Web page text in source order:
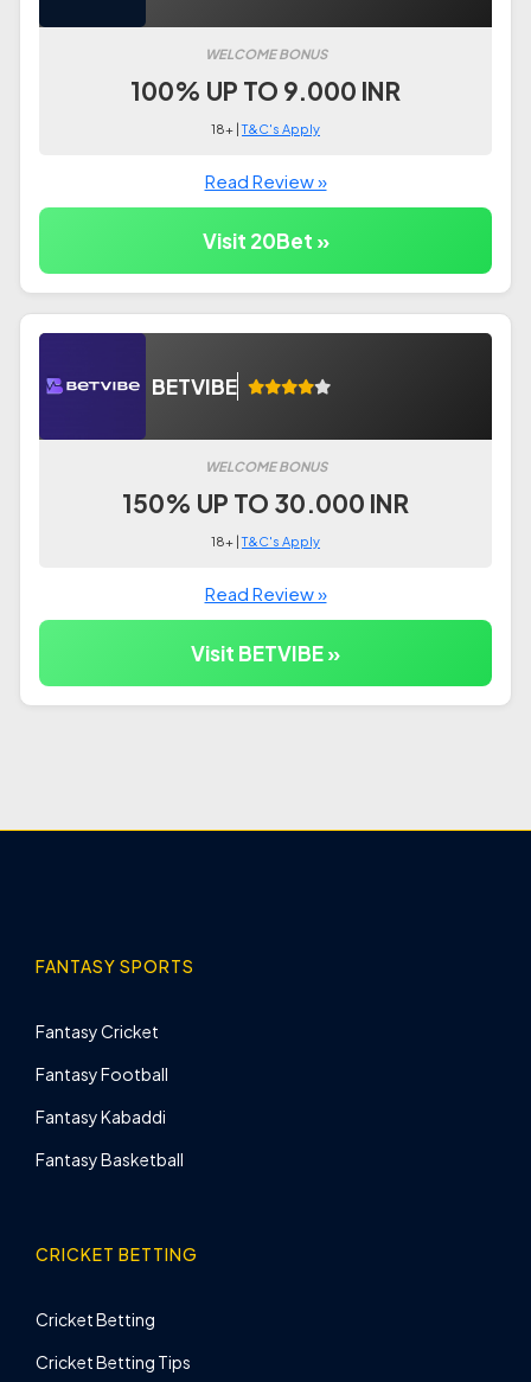
WELCOME BONUS
100% UP TO 9.000 INR
18+ |T&C's Apply
Read Review »
Visit 20Bet »
BETVIBE
WELCOME BONUS
150% UP TO 30.000 INR
18+ |T&C's Apply
Read Review »
Visit BETVIBE »
FANTASY SPORTS
Fantasy Cricket
Fantasy Football
Fantasy Kabaddi
Fantasy Basketball
CRICKET BETTING
Cricket Betting
Cricket Betting Tips